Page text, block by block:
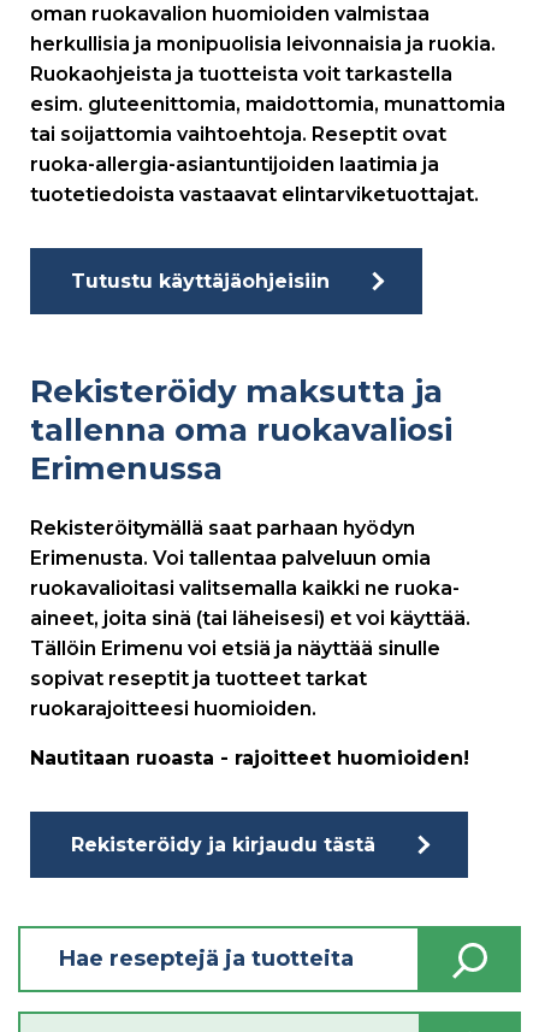
oman ruokavalion huomioiden valmistaa
herkullisia ja monipuolisia leivonnaisia ja ruokia.
Ruokaohjeista ja tuotteista voit tarkastella
esim. gluteenittomia, maidottomia, munattomia
tai soijattomia vaihtoehtoja. Reseptit ovat
ruoka-allergia-asiantuntijoiden laatimia ja
tuotetiedoista vastaavat elintarviketuottajat.
Tutustu käyttäjäohjeisiin
Rekisteröidy maksutta ja
tallenna oma ruokavaliosi
Erimenussa
Rekisteröitymällä saat parhaan hyödyn
Erimenusta. Voi tallentaa palveluun omia
ruokavalioitasi valitsemalla kaikki ne ruoka-
aineet, joita sinä (tai läheisesi) et voi käyttää.
Tällöin Erimenu voi etsiä ja näyttää sinulle
sopivat reseptit ja tuotteet tarkat
ruokarajoitteesi huomioiden.
Nautitaan ruoasta - rajoitteet huomioiden!
Rekisteröidy ja kirjaudu tästä